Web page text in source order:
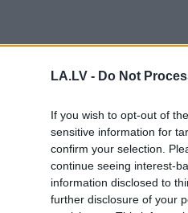
LA.LV - Do Not
If you wish to opt-out of
sensitive information for
confirm your selection.
continue seeing interest-
information disclosed to
further disclosure of your